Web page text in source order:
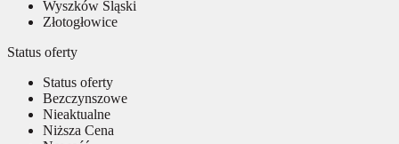
Wyszków Śląski
Złotogłowice
Status oferty
Status oferty
Bezczynszowe
Nieaktualne
Niższa Cena